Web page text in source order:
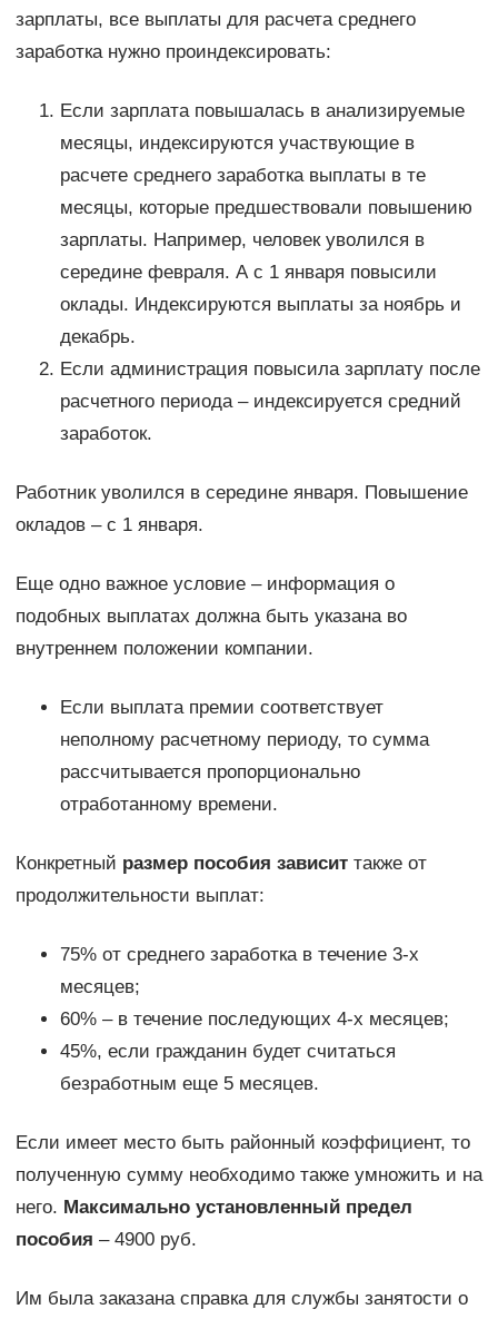
зарплаты, все выплаты для расчета среднего
заработка нужно проиндексировать:
Если зарплата повышалась в анализируемые
месяцы, индексируются участвующие в
расчете среднего заработка выплаты в те
месяцы, которые предшествовали повышению
зарплаты. Например, человек уволился в
середине февраля. А с 1 января повысили
оклады. Индексируются выплаты за ноябрь и
декабрь.
Если администрация повысила зарплату после
расчетного периода – индексируется средний
заработок.
Работник уволился в середине января. Повышение
окладов – с 1 января.
Еще одно важное условие – информация о
подобных выплатах должна быть указана во
внутреннем положении компании.
Если выплата премии соответствует
неполному расчетному периоду, то сумма
рассчитывается пропорционально
отработанному времени.
Конкретный размер пособия зависиттакже от
продолжительности выплат:
75% от среднего заработка в течение 3-х
месяцев;
60% – в течение последующих 4-х месяцев;
45%, если гражданин будет считаться
безработным еще 5 месяцев.
Если имеет место быть районный коэффициент, то
полученную сумму необходимо также умножить и на
него. Максимально установленный предел
пособия – 4900 руб.
Им была заказана справка для службы занятости о